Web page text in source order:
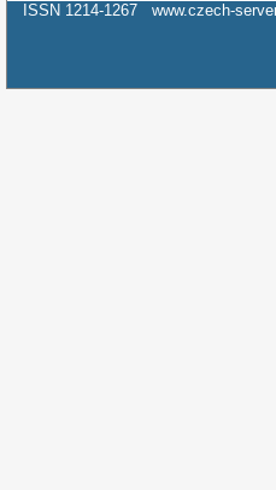
ISSN 1214-1267 www.czech-